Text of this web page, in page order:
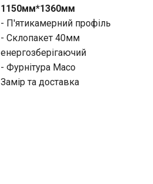
1150мм*1360мм
- П'ятикамерний профіль
- Склопакет 40мм
енергозберігаючий
- Фурнітура Масо
Замір та доставка